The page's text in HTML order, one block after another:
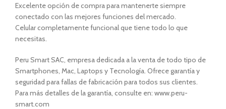
Excelente opción de compra para mantenerte siempre
conectado con las mejores funciones del mercado.
Celular completamente funcional que tiene todo lo que
necesitas.
Peru Smart SAC, empresa dedicada a la venta de todo tipo de
Smartphones, Mac, Laptops y Tecnología. Ofrece garantía y
seguridad para fallas de fabricación para todos sus clientes.
Para más detalles de la garantía, consulte en: www.peru-
smart.com